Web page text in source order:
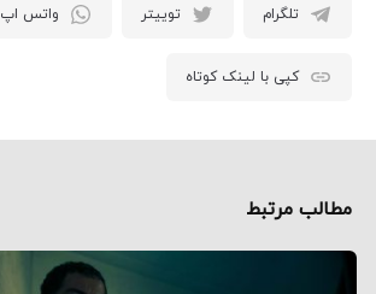
تلگرام توییتر واتس اپ
کپی با لینک کوتاه
مطالب مرتبط